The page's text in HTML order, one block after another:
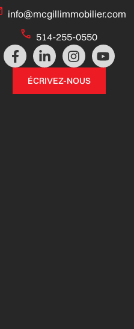
info@mcgillimmobilier.com
514-255-0550
F
a
L
i
n
k
I
n
s
t
Y
o
ÉCRIVEZ-NOUS